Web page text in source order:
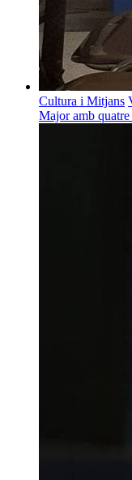
Cultura i Mitjans
Major amb